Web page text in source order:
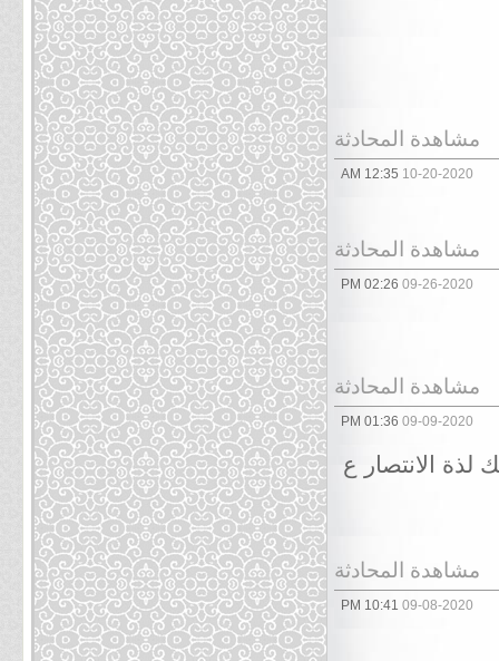
مشاهدة المحادثة
10-20-2020
12:35 AM
مشاهدة المحادثة
09-26-2020
02:26 PM
مشاهدة المحادثة
09-09-2020
01:36 PM
لذة الانتصار ع
مشاهدة المحادثة
09-08-2020
10:41 PM